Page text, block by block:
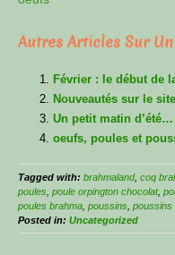
Autres Articles Sur
Février : le début de
Nouveautés sur le
Un petit matin d’été…
oeufs, poules et
Tagged with: brahmaland, coq
poules poule orpington chocolat,
poules brahma poussins poussins
Posted in: Uncategorized